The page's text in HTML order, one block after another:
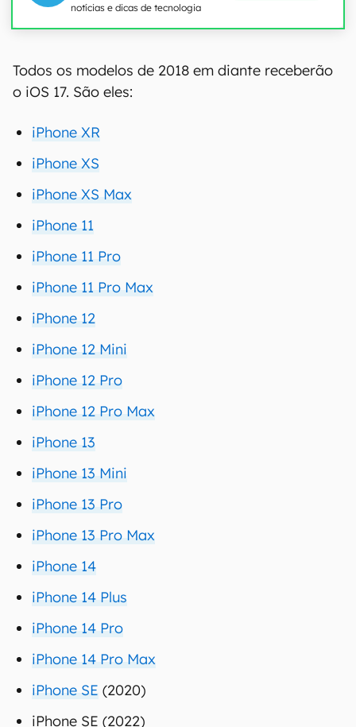
notícias e dicas de tecnologia
Todos os modelos de 2018 em diante receberão
o iOS 17. São eles:
iPhone XR
iPhone XS
iPhone XS Max
iPhone 11
iPhone 11 Pro
iPhone 11 Pro Max
iPhone 12
iPhone 12 Mini
iPhone 12 Pro
iPhone 12 Pro Max
iPhone 13
iPhone 13 Mini
iPhone 13 Pro
iPhone 13 Pro Max